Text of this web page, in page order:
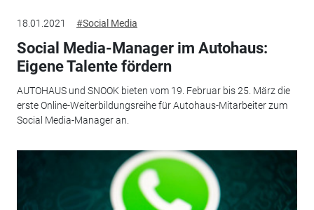
18.01.2021 #Social Media
Social Media-Manager im Autohaus:
Eigene Talente fördern
AUTOHAUS und SNOOK bieten vom 19. Februar bis 25. März die
erste Online-Weiterbildungsreihe für Autohaus-Mitarbeiter zum
Social Media-Manager an.